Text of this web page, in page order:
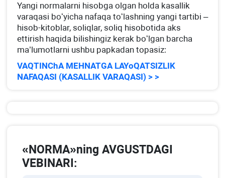
Yangi normalarni hisobga olgan holda kasallik
varaqasi boʻyicha nafaqa toʻlashning yangi tartibi –
hisob-kitoblar, soliqlar, soliq hisobotida aks
ettirish haqida bilishingiz kerak boʻlgan barcha
ma’lumotlarni ushbu papkadan topasiz:
VAQTINChA MEHNATGA LAYoQATSIZLIK
NAFAQASI (KASALLIK VARAQASI) > >
«NORMA»ning AVGUSTDAGI
VEBINARI: